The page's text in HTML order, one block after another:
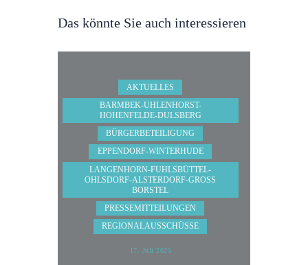
Das könnte Sie auch interessieren
AKTUELLES
BARMBEK-UHLENHORST-
HOHENFELDE-DULSBERG
BÜRGERBETEILIGUNG
EPPENDORF-WINTERHUDE
LANGENHORN-FUHLSBÜTTEL-
OHLSDORF-ALSTERDORF-GROSS B
ORSTEL
PRESSEMITTEILUNGEN
REGIONALAUSSCHÜSSE
17. Juli 2025